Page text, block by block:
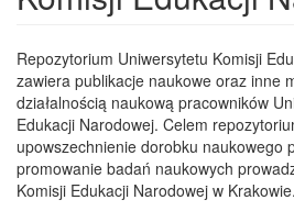
Repozytorium Uniwersytetu Komisji
zawiera publikacje naukowe oraz inne
działalnością naukową pracowników
Edukacji Narodowej. Celem
upowszechnienie dorobku naukowego
promowanie badań naukowych
Komisji Edukacji Narodowej w Krakowie.